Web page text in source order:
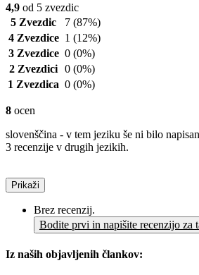
4,9 od 5 zvezdic
5 Zvezdic
7 (87%)
4 Zvezdice 1 (12%)
3 Zvezdice 0 (0%)
2 Zvezdici 0 (0%)
1 Zvezdica 0 (0%)
8 ocen
slovenščina - v tem jeziku še ni bilo
3 recenzije v drugih jezikih.
Prikaži
Brez recenzij.
Bodite prvi in napišite recenzijo za
Iz naših objavljenih člankov: